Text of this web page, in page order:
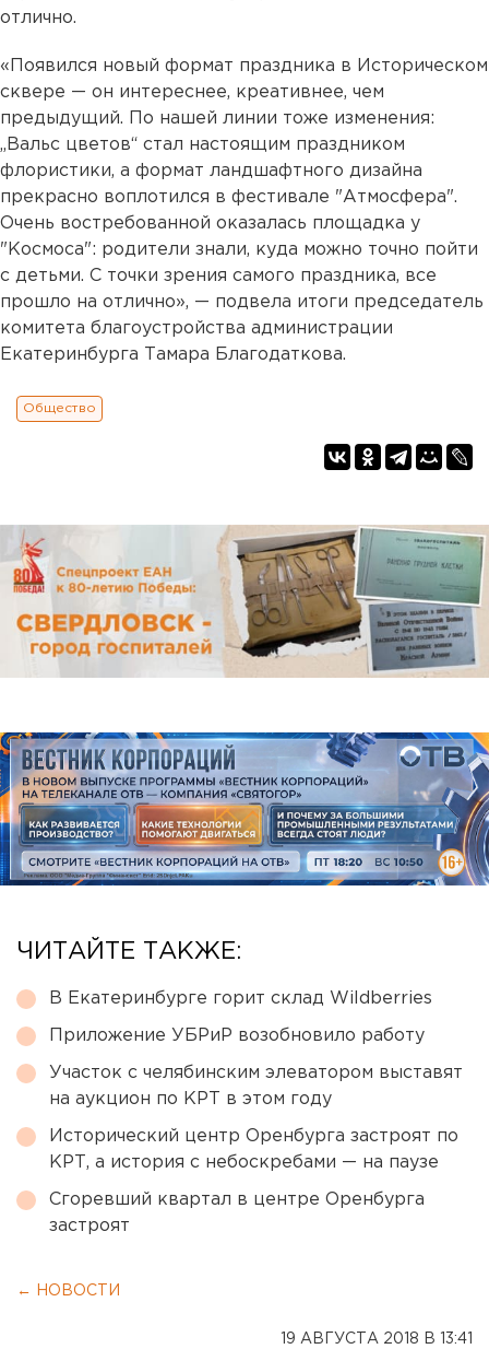
отлично.
«Появился новый формат праздника в Историческом
сквере — он интереснее, креативнее, чем
предыдущий. По нашей линии тоже изменения:
„Вальс цветов“ стал настоящим праздником
флористики, а формат ландшафтного дизайна
прекрасно воплотился в фестивале "Атмосфера".
Очень востребованной оказалась площадка у
"Космоса": родители знали, куда можно точно пойти
с детьми. С точки зрения самого праздника, все
прошло на отлично», — подвела итоги председатель
комитета благоустройства администрации
Екатеринбурга Тамара Благодаткова.
Общество
ЧИТАЙТЕ ТАКЖЕ:
В Екатеринбурге горит склад Wildberries
Приложение УБРиР возобновило работу
Участок с челябинским элеватором выставят
на аукцион по КРТ в этом году
Исторический центр Оренбурга застроят по
КРТ, а история с небоскребами — на паузе
Сгоревший квартал в центре Оренбурга
застроят
← НОВОСТИ
19 АВГУСТА 2018 В 13:41